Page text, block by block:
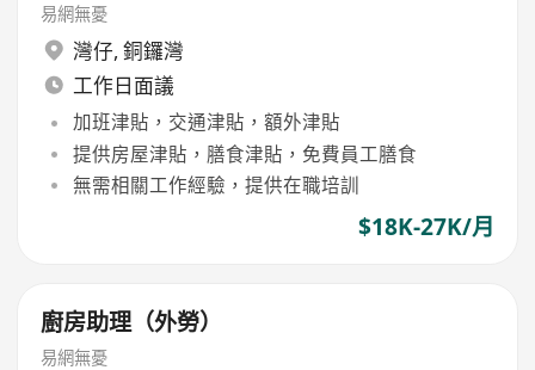
易網無憂
灣仔, 銅鑼灣
工作日面議
加班津貼，交通津貼，額外津貼
提供房屋津貼，膳食津貼，免費員工膳食
無需相關工作經驗，提供在職培訓
$18K-27K/月
廚房助理（外勞）
易網無憂